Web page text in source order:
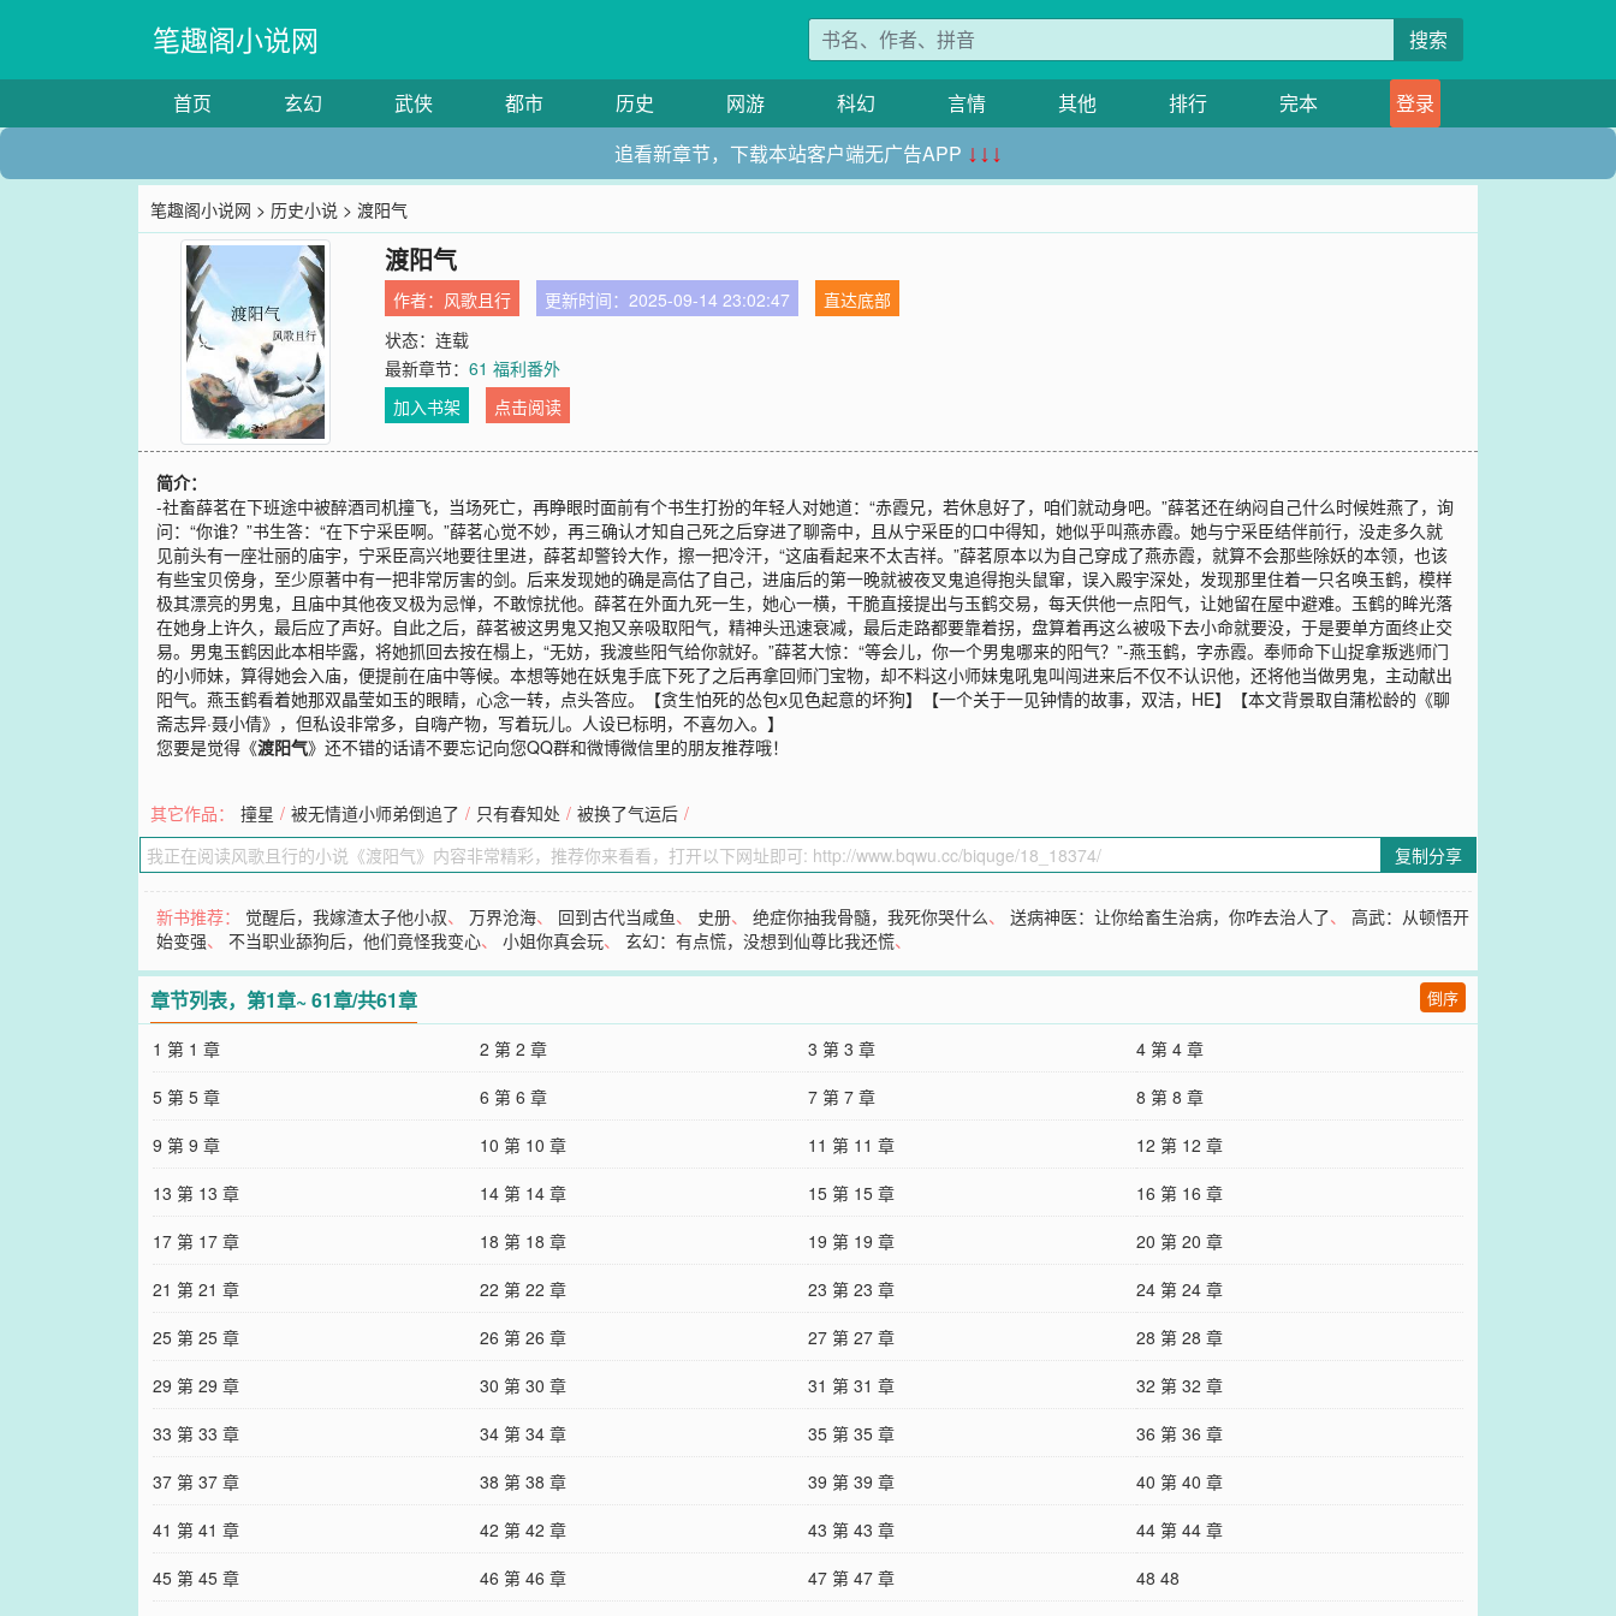
笔趣阁小说网 搜索
首页 玄幻 武侠 都市 历史 网游 科幻 言情 其他 排行 完本
登录
追看新章节，下载本站客户端无广告APP ↓↓↓
笔趣阁小说网 > 历史小说 > 渡阳气
渡阳气
作者： 风歌且行 更新时间：2025-09-14 23:02:47
直达底部
状态：连载
最新章节：61 福利番外
加入书架
点击阅读
简介：
-社畜薛茗在下班途中被醉酒司机撞飞，当场死亡，再睁眼时面前有个书生打扮的年轻人对她道：“赤霞兄，若休息好了，咱们就动身吧。”薛茗还在纳闷自己什么时候姓燕了，询
问：“你谁？”书生答：“在下宁采臣啊。”薛茗心觉不妙，再三确认才知自己死之后穿进了聊斋中，且从宁采臣的口中得知，她似乎叫燕赤霞。她与宁采臣结伴前行，没走多久就
见前头有一座壮丽的庙宇，宁采臣高兴地要往里进，薛茗却警铃大作，擦一把冷汗，“这庙看起来不太吉祥。”薛茗原本以为自己穿成了燕赤霞，就算不会那些除妖的本领，也该
有些宝贝傍身，至少原著中有一把非常厉害的剑。后来发现她的确是高估了自己，进庙后的第一晚就被夜叉鬼追得抱头鼠窜，误入殿宇深处，发现那里住着一只名唤玉鹤，模样
极其漂亮的男鬼，且庙中其他夜叉极为忌惮，不敢惊扰他。薛茗在外面九死一生，她心一横，干脆直接提出与玉鹤交易，每天供他一点阳气，让她留在屋中避难。玉鹤的眸光落
在她身上许久，最后应了声好。自此之后，薛茗被这男鬼又抱又亲吸取阳气，精神头迅速衰减，最后走路都要靠着拐，盘算着再这么被吸下去小命就要没，于是要单方面终止交
易。男鬼玉鹤因此本相毕露，将她抓回去按在榻上，“无妨，我渡些阳气给你就好。”薛茗大惊：“等会儿，你一个男鬼哪来的阳气？”-燕玉鹤，字赤霞。奉师命下山捉拿叛逃师门
的小师妹，算得她会入庙，便提前在庙中等候。本想等她在妖鬼手底下死了之后再拿回师门宝物，却不料这小师妹鬼吼鬼叫闯进来后不仅不认识他，还将他当做男鬼，主动献出
阳气。燕玉鹤看着她那双晶莹如玉的眼睛，心念一转，点头答应。【贪生怕死的怂包x见色起意的坏狗】【一个关于一见钟情的故事，双洁，HE】【本文背景取自蒲松龄的《聊
斋志异·聂小倩》，但私设非常多，自嗨产物，写着玩儿。人设已标明，不喜勿入。】
您要是觉得《渡阳气》还不错的话请不要忘记向您QQ群和微博微信里的朋友推荐哦！
其它作品： 撞星 / 被无情道小师弟倒追了 / 只有春知处 / 被换了气运后 /
复制分享
新书推荐： 觉醒后，我嫁渣太子他小叔、万界沧海、 回到古代当咸鱼、 史册、绝症你抽我骨髓，我死你哭什么、送病神医：让你给畜生治病，你咋去治人了、高武：从顿悟开
始变强、不当职业舔狗后，他们竟怪我变心、小姐你真会玩、玄幻：有点慌，没想到仙尊比我还慌、
章节列表，第1章~ 61章/共61章 倒序
1 第 1 章 2 第 2 章 3 第 3 章
4 第 4 章
5 第 5 章
6 第 6 章 7 第 7 章
8 第 8 章
9 第 9 章
10 第 10 章 11 第 11 章
12 第 12 章
13 第 13 章
14 第 14 章 15 第 15 章
16 第 16 章
17 第 17 章
18 第 18 章 19 第 19 章
20 第 20 章
21 第 21 章
22 第 22 章 23 第 23 章
24 第 24 章
25 第 25 章
26 第 26 章 27 第 27 章
28 第 28 章
29 第 29 章
30 第 30 章 31 第 31 章
32 第 32 章
33 第 33 章
34 第 34 章 35 第 35 章
36 第 36 章
37 第 37 章
38 第 38 章 39 第 39 章
40 第 40 章
41 第 41 章
42 第 42 章 43 第 43 章
44 第 44 章
45 第 45 章
46 第 46 章 47 第 47 章
48 48